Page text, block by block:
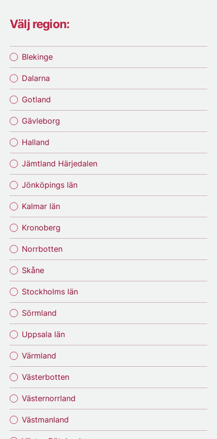
Välj region:
Blekinge
Dalarna
Gotland
Gävleborg
Halland
Jämtland Härjedalen
Jönköpings län
Kalmar län
Kronoberg
Norrbotten
Skåne
Stockholms län
Sörmland
Uppsala län
Värmland
Västerbotten
Västernorrland
Västmanland